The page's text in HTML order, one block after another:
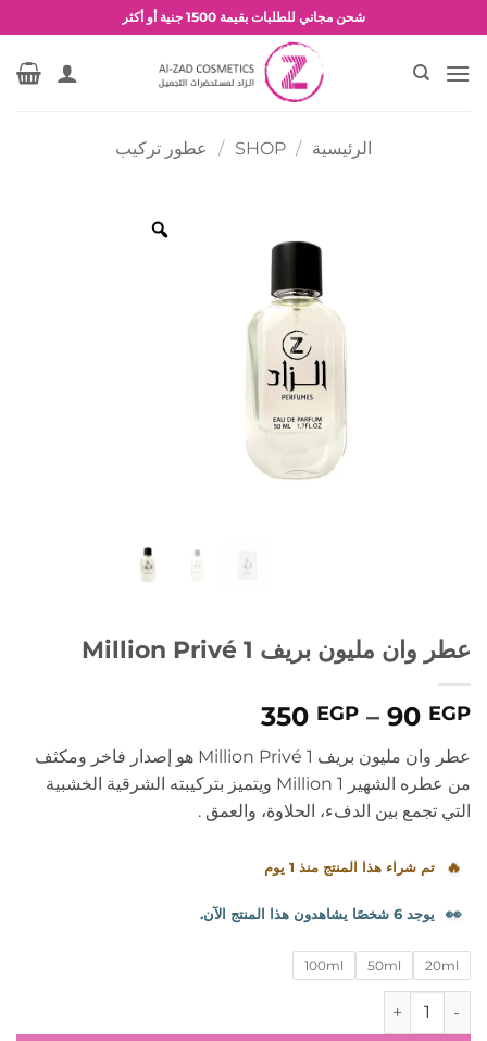
للمحتوى
شحن مجاني للطلبات بقيمة 1500 جنية أو أكثر
عروض وخصومات حصرية
الرئيسية /
SHOP
/ عطور تركيب
عطر وان مليون بريف 1 Million Privé
90 EGP
–
350 EGP
نطاق
من
خلال
عطر وان مليون بريف 1 Million Privé
هو إصدار فاخر ومكثف
من عطره الشهير 1 Million ويتميز بتركيبته الشرقية الخشبية
التي تجمع بين الدفء، الحلاوة، والعمق .
🔥 تم شراء هذا المنتج منذ 1 يوم
👀 يوجد 6 شخصًا يشاهدون هذا المنتج الآن.
20ml
50ml
100ml
كمية عطر وان مليون بريف 1 Million Privé